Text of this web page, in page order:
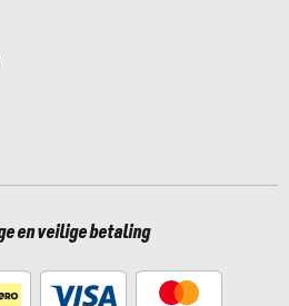
en veilige betaling